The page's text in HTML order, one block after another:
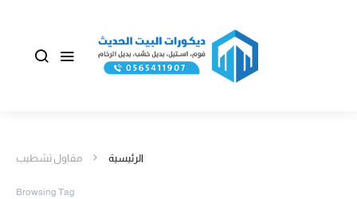
الرئيسية مقاول تشطيب
Browsing Tag